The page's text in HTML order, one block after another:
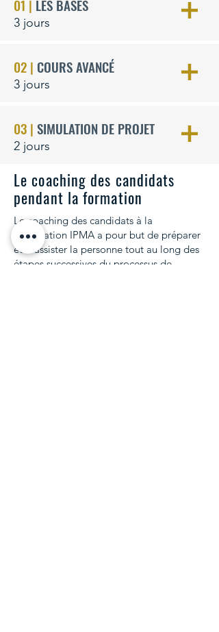
01 | LES BASES
3 jours
02 | COURS AVANCÉ
3 jours
03 | SIMULATION DE PROJET
2 jours
Le coaching des candidats
pendant la formation
Le coaching des candidats à la
certification IPMA a pour but de préparer
et d’assister la personne tout au long des
étapes successives du processus de